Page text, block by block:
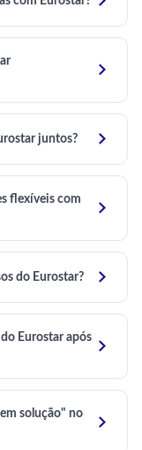

juntos? 
flexíveis com

do Eurostar? 
Eurostar após 
solução" no
